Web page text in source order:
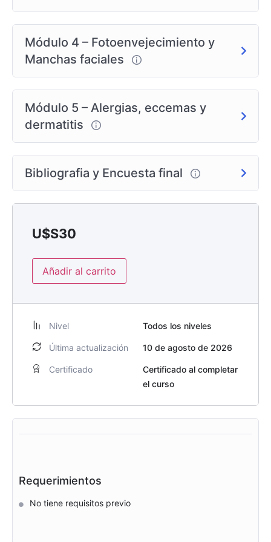
Módulo 4 – Fotoenvejecimiento y
Manchas faciales
Módulo 5 – Alergias, eccemas y
dermatitis
Bibliografia y Encuesta final
U$S30
Añadir al carrito
Nivel Todos los niveles
Última actualización 10 de agosto de 2026
Certificado
Certificado al completar
el curso
Requerimientos
No tiene requisitos previo